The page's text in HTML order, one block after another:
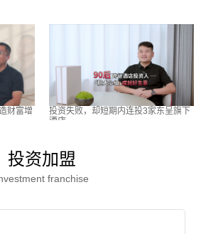
财富增
投资失败，却短期内连投3家东呈旗下
酒店
投资加盟
franchise